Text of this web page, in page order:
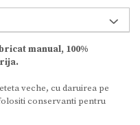
manual, 100%
veche, cu daruirea pe
conservanti pentru